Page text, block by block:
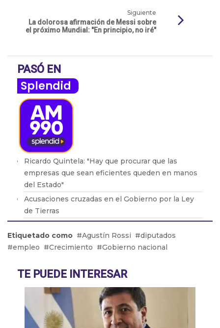
Siguiente
La dolorosa afirmación de Messi sobre
el próximo Mundial: "En principio, no iré"
PASÓ EN
Splendid
Ricardo Quintela: "Hay que procurar que las
empresas que sean eficientes queden en manos
del Estado"
Acusaciones cruzadas en el Gobierno por la Ley
de Tierras
los dichos de Milei
Adicciones: Cómo detectar que el consumo se
El drama de los 9 en Boca: De la lesión de Cavani
al presente de Bareiro
Etiquetado como Agustín Rossi
diputados
empleo
Crecimiento Gobierno nacional
TE PUEDE INTERESAR